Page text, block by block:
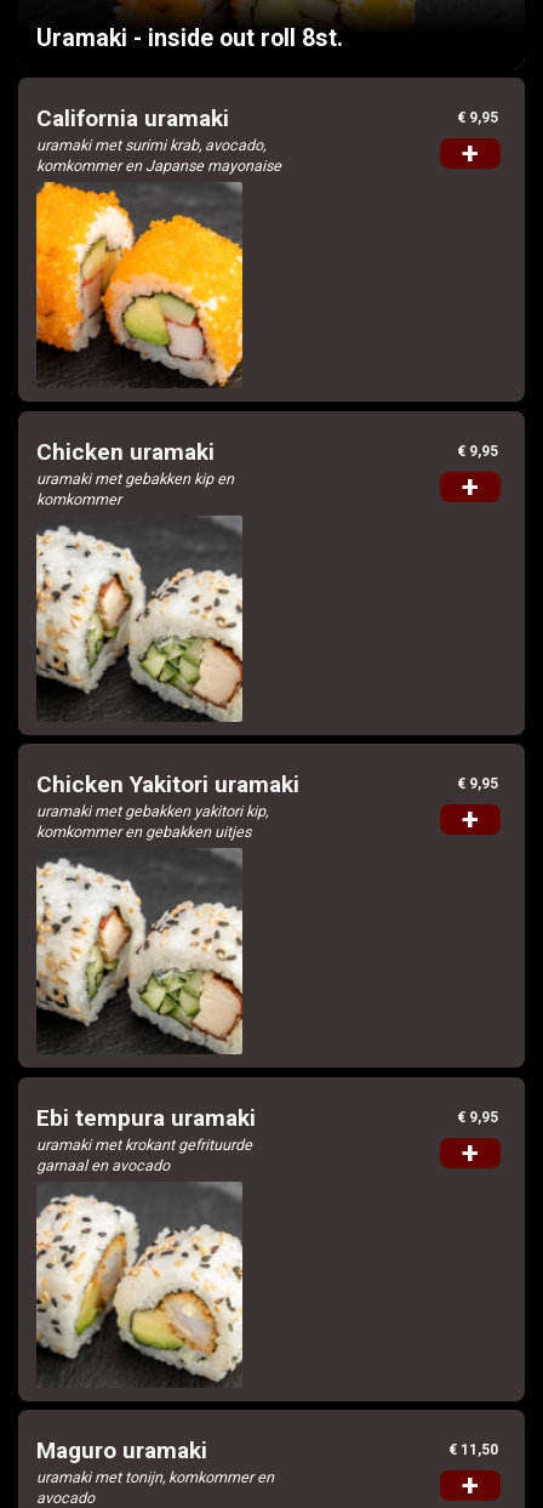
Uramaki - inside out roll 8st.
California uramaki
uramaki met surimi krab, avocado,
komkommer en Japanse mayonaise
€ 9,95
+
Chicken uramaki
uramaki met gebakken kip en
komkommer
€ 9,95
+
Chicken Yakitori uramaki
uramaki met gebakken yakitori kip,
komkommer en gebakken uitjes
€ 9,95
+
Ebi tempura uramaki
uramaki met krokant gefrituurde
garnaal en avocado
€ 9,95
+
Maguro uramaki
uramaki met tonijn, komkommer en
avocado
€ 11,50
+